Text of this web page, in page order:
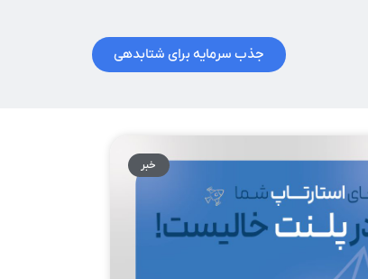
جذب سرمایه برای شتابدهی
خبر